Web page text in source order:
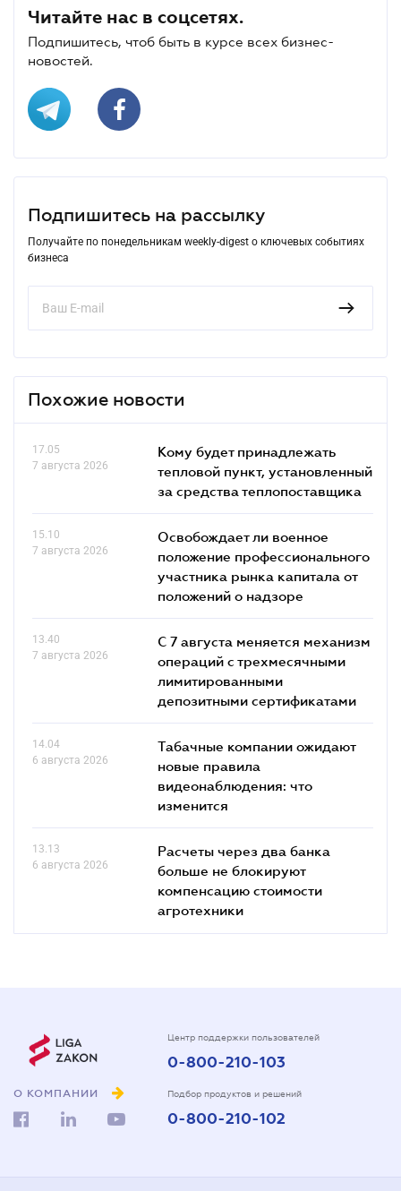
Читайте нас в соцсетях.
Подпишитесь, чтоб быть в курсе всех бизнес-
новостей.
Подпишитесь на рассылку
Получайте по понедельникам weekly-digest о ключевых событиях
бизнеса
Похожие новости
17.05
7 августа 2026
Кому будет принадлежать
тепловой пункт, установленный
за средства теплопоставщика
15.10
7 августа 2026
Освобождает ли военное
положение профессионального
участника рынка капитала от
положений о надзоре
13.40
7 августа 2026
С 7 августа меняется механизм
операций с трехмесячными
лимитированными
депозитными сертификатами
14.04
6 августа 2026
Табачные компании ожидают
новые правила
видеонаблюдения: что
изменится
13.13
6 августа 2026
Расчеты через два банка
больше не блокируют
компенсацию стоимости
агротехники
О КОМПАНИИ
Центр поддержки пользователей
0-800-210-103
Подбор продуктов и решений
0-800-210-102